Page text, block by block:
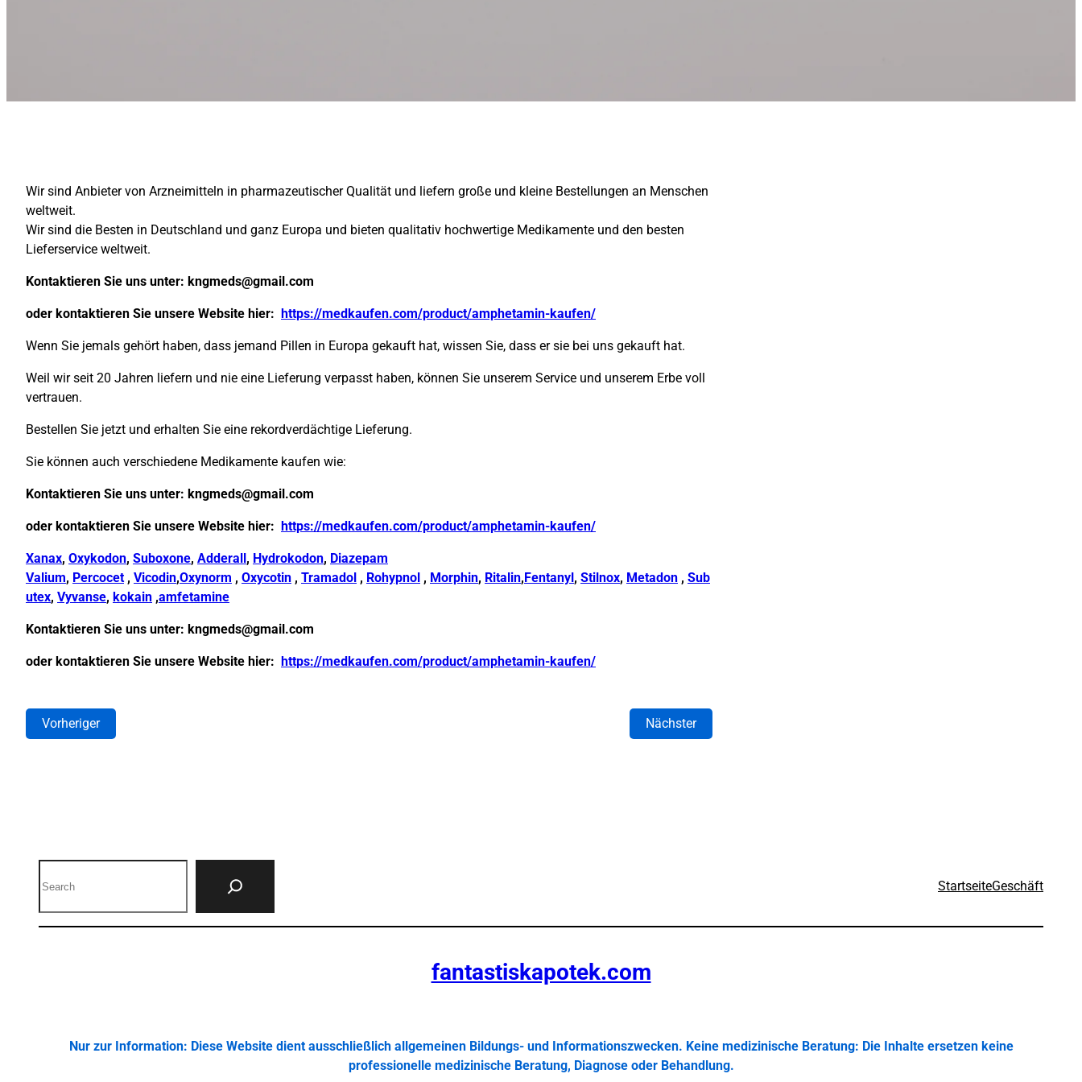
Wir sind Anbieter von Arzneimitteln in pharmazeutischer Qualität und liefern große und kleine Bestellungen an Menschen
weltweit.
Wir sind die Besten in Deutschland und ganz Europa und bieten qualitativ hochwertige Medikamente und den besten
Lieferservice weltweit.
Kontaktieren Sie uns unter: kngmeds@gmail.com
oder kontaktieren Sie unsere Website hier: https://medkaufen.com/product/amphetamin-kaufen/
Wenn Sie jemals gehört haben, dass jemand Pillen in Europa gekauft hat, wissen Sie, dass er sie bei uns gekauft hat.
Weil wir seit 20 Jahren liefern und nie eine Lieferung verpasst haben, können Sie unserem Service und unserem Erbe voll
vertrauen.
Bestellen Sie jetzt und erhalten Sie eine rekordverdächtige Lieferung.
Sie können auch verschiedene Medikamente kaufen wie:
Kontaktieren Sie uns unter: kngmeds@gmail.com
oder kontaktieren Sie unsere Website hier: https://medkaufen.com/product/amphetamin-kaufen/
Xanax, Oxykodon, Suboxone, Adderall , Hydrokodon, Diazepam
Valium, Percocet, Vicodin,Oxynorm , Oxycotin , Tramadol , Rohypnol , Morphin, Ritalin, Fentanyl , Stilnox, Metadon , Sub
utex, Vyvanse, kokain ,amfetamine
Kontaktieren Sie uns unter: kngmeds@gmail.com
oder kontaktieren Sie unsere Website hier: https://medkaufen.com/product/amphetamin-kaufen/
Vorheriger Nächster
StartseiteGeschäft
fantastiskapotek.com
Nur zur Information: Diese Website dient ausschließlich allgemeinen Bildungs- und Informationszwecken. Keine medizinische Beratung: Die Inhalte ersetzen keine
professionelle medizinische Beratung, Diagnose oder Behandlung.